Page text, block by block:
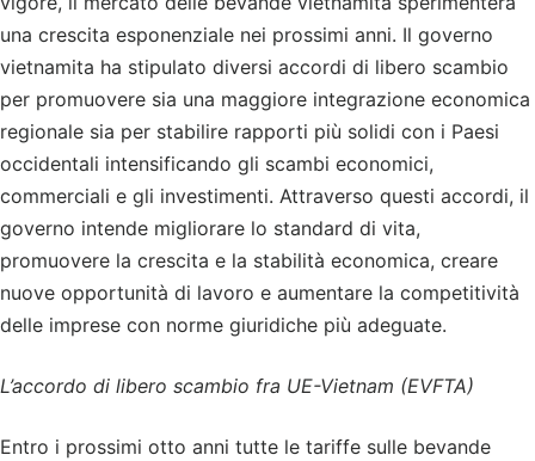
una crescita esponenziale nei prossimi anni. Il governo
vietnamita ha stipulato diversi accordi di libero scambio
per promuovere sia una maggiore integrazione economica
regionale sia per stabilire rapporti più solidi con i Paesi
occidentali intensificando gli scambi economici,
commerciali e gli investimenti. Attraverso questi accordi, il
governo intende migliorare lo standard di vita,
promuovere la crescita e la stabilità economica, creare
nuove opportunità di lavoro e aumentare la competitività
delle imprese con norme giuridiche più adeguate.
L’accordo di libero scambio fra UE-Vietnam (EVFTA)
Entro i prossimi otto anni tutte le tariffe sulle bevande